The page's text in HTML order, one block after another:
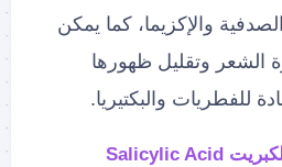
والإكزيما، كما يمكن
الشعر وتقليل ظهورها
للفطريات والبكتيريا.
حمض الساليسيليك والكبريت Salicylic Acid